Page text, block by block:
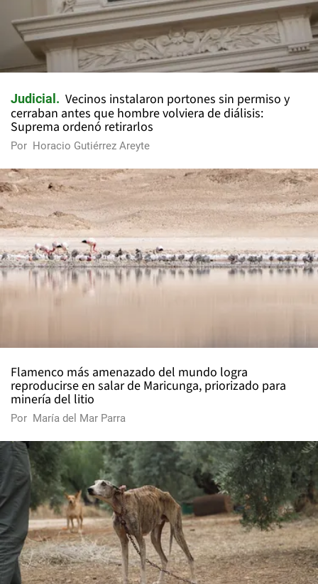
Judicial
Vecinos instalaron portones sin permiso y
cerraban antes que hombre volviera de diálisis:
Suprema ordenó retirarlos
Por Horacio Gutiérrez Areyte
Flamenco más amenazado del mundo logra
reproducirse en salar de Maricunga, priorizado para
minería del litio
Por María del Mar Parra